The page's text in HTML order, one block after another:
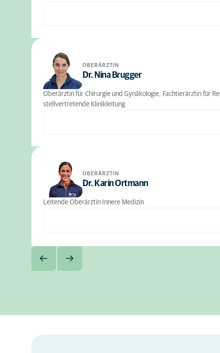
OBERÄRZTIN
Dr. Nina Brugger
Oberärztin für Chirurgie und Gynäkologie, Fachtierärztin für
stellvertretende Klinikleitung
OBERÄRZTIN
Dr. Karin Ortmann
Leitende Oberärztin Innere Medizin